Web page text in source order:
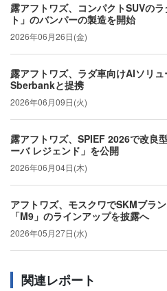
露アフトワズ、コンパクトSUVの
ト」のバンパーの製造を開始
2026年06月26日(金)
露アフトワズ、ラダ車向けAIソリ
Sberbankと提携
2026年06月09日(火)
露アフトワズ、SPIEF 2026で改良
ーバ レジェンド」を公開
2026年06月04日(木)
アフトワズ、モスクワでSKMブラ
「M9」のラインアップを披露へ
2026年05月27日(水)
関連レポート